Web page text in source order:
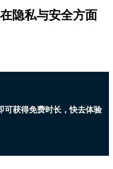
隐私与安全方面
可获得免费时长，快去体验